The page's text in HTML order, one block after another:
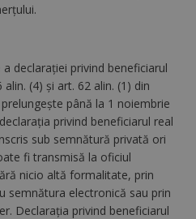
declaraţiei privind beneficiarul
(4) şi art. 62 alin. (1) din
până la 1 noiembrie
privind beneficiarul real
sub semnătură privată ori
fi transmisă la oficiul
nicio altă formalitate, prin
semnătura electronică sau prin
Declaraţia privind beneficiarul